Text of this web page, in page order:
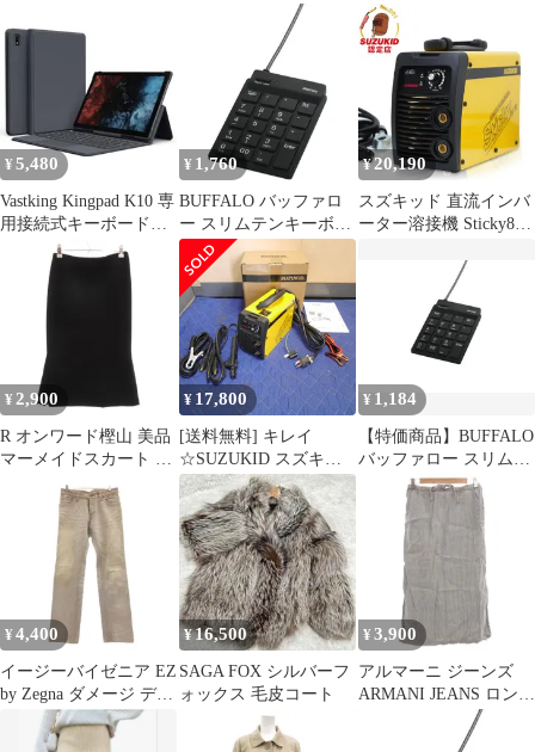
ット ジュエリーケース
ラシック 蓋付きボック
ス グレージュ 3個仕切
りケース [STK-80]
体圧分散 ヘタりにくい
洗えるベッドパット 四
隅ゴム付き ベッド敷き
パッド 新品 【BPS-
5SPC26-STK】
イドポケット ストレー
トシルエット /SX
■STK
¥ 5,480
Vastking Kingpad K10 専
用接続式キーボードケ
ース, 80キー
¥ 1,760
BUFFALO バッファロ
ー スリムテンキーボー
ド Tabキー付き ブラッ
ク BSTK11BK
¥20,190
スズキッド 直流インバ
ーター溶接機 Sticky80
¥ 2,900
R オンワード樫山 美品
マーメイドスカート 36
黒 ブラック ミディ丈
/NL ■STK
¥ 17,800
[送料無料] キレイ
☆SUZUKID スズキッ
ド 100V 専用 直流 イン
バーター 溶接機 STK-
80 交流 アーク☆
¥ 1,184
【特価商品】BUFFALO
バッファロー スリムテ
ンキーボード Tabキー
付き ブラック
BSTK11BK
¥ 4,400
イージーバイゼニア EZ
by Zegna ダメージ デニ
ムパンツ ジーンズ M
グレー ボタンフライ ウ
¥16,500
SAGA FOX シルバーフ
ォックス 毛皮コート
¥ 3,900
アルマーニ ジーンズ
ARMANI JEANS ロング
スカート イージー スト
ライプ 麻 リネン 38 グ